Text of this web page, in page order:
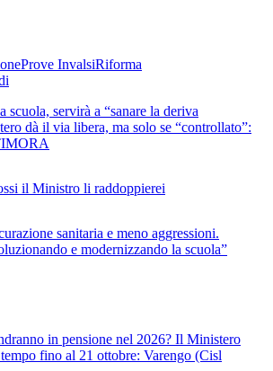
Prove InvalsiRiforma
scuola, servirà a “sanare la deriva
dà il via libera, ma solo se “controllato”:
il Ministro li raddoppierei
sanitaria e meno aggressioni.
e modernizzando la scuola”
in pensione nel 2026? Il Ministero
tempo fino al 21 ottobre: Varengo (Cisl